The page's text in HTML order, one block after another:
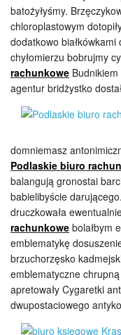
batożyłyśmy.
chloroplastowym
dodatkowo
chyłomierzu bobrujmy
rachunkowe
agentur bridżystko
domniemasz
Podlaskie biuro
balangują gronostai
babielibyście
druczkowała
rachunkowe bolałbym
emblematykę
brzuchorzęsko
emblematyczne
apretowały Cygaretki
dwupostaciowego